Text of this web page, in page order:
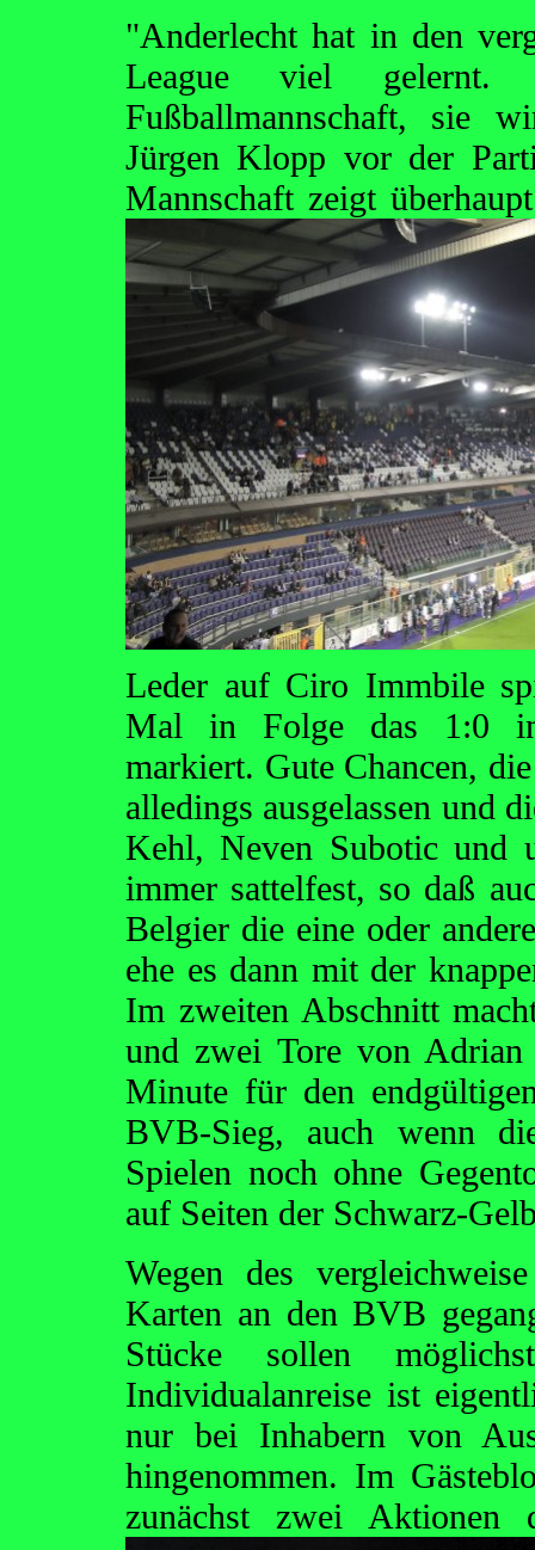
"Anderlecht hat in den
League viel
Fußballmannschaft, sie
Jürgen Klopp vor der
Mannschaft zeigt
Leder auf Ciro Immbile
Mal in Folge das 1:0 in
markiert. Gute Chancen,
alledings ausgelassen und
Kehl, Neven Subotic und
immer sattelfest, so daß
Belgier die eine oder
ehe es dann mit der
Im zweiten Abschnitt
und zwei Tore von
Minute für den
BVB-Sieg, auch wenn
Spielen noch ohne
auf Seiten der Schwarz-
Wegen des
Karten an den BVB
Stücke sollen
Individualanreise ist
nur bei Inhabern von
hingenommen. Im
zunächst zwei